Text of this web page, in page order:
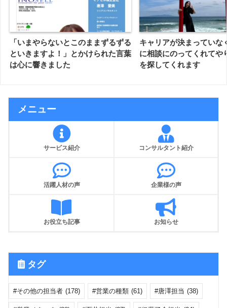
「いまやらないとこのままずるずる
といきますよ！」とかけられた言葉
は心に響きました
キャリアが決まっていな
に相談にのってくれてや
を探してくれます
メニュー
サービス紹介 コンサルタント紹介
活躍人材の声 企業様の声
お役立ち記事 お知らせ
タグ
その他の担当者 (178) 営業の種類 (61) 唐澤担当 (38)